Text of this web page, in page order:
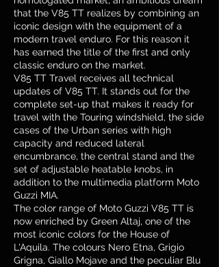
that the V85 TT realizes by combining an
iconic design with the equipment of a
modern travel enduro. For this reason it
has earned the title of the first and only
classic enduro on the market.
V85 TT Travel receives all technical
updates of V85 TT. It stands out for the
complete set-up that makes it ready for
travel with the Touring windshield, the side
cases of the Urban series with high
capacity and reduced lateral
encumbrance, the central stand and the
set of adjustable heatable knobs, in
addition to the multimedia platform Moto
Guzzi MIA.
The color range of Moto Guzzi V85 TT is
now enriched by Green Altaj, one of the
most iconic colors for the House of
L'Aquila. The colours Nero Etna, Grigio
Grigna, Giallo Mojave and the peculiar Blu